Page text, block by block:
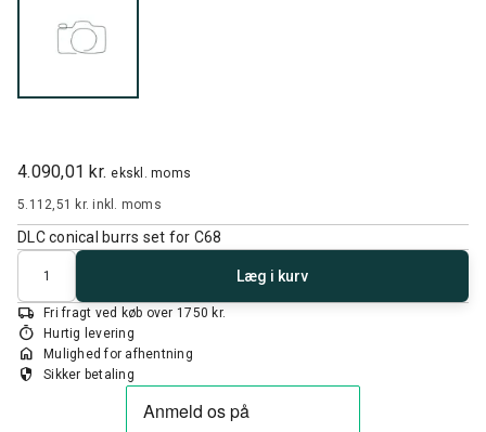
4.090,01 kr. ekskl. moms
5.112,51 kr.inkl. moms
DLC conical burrs set for C68
Antal
Læg i kurv
local_shipping Fri fragt ved køb over 1750 kr.
timer Hurtig levering
home Mulighed for afhentning
security Sikker betaling